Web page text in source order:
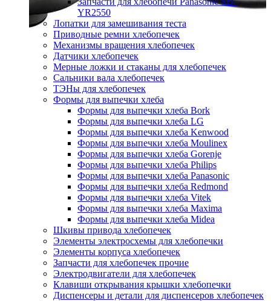
YR2550
Лопатки для замешивания теста
Приводные ремни хлебопечек
Механизмы вращения хлебопечек
Датчики хлебопечек
Мерные ложки и стаканы для хлебопечек
Сальники вала хлебопечек
ТЭНы для хлебопечек
Формы для выпечки хлеба
Формы для выпечки хлеба Bork
Формы для выпечки хлеба LG
Формы для выпечки хлеба Kenwood
Формы для выпечки хлеба Moulinex
Формы для выпечки хлеба Gorenje
Формы для выпечки хлеба Philips
Формы для выпечки хлеба Panasonic
Формы для выпечки хлеба Redmond
Формы для выпечки хлеба Vitek
Формы для выпечки хлеба Maxima
Формы для выпечки хлеба Midea
Шкивы привода хлебопечек
Элементы электросхемы для хлебопечки
Элементы корпуса хлебопечек
Запчасти для хлебопечек прочие
Электродвигатели для хлебопечек
Клавиши открывания крышки хлебопечки
Диспенсеры и детали для диспенсеров хлебопечек